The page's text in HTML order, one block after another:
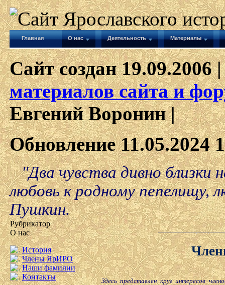
Главная О нас Деятельность Материалы
Сайт создан 19.09.2006
материалов сайта и
Евгений Воронин |
Обновление 11.05.2024
"Два чувства дивно близки
любовь к родному пепелищу,
Пушкин.
Рубрикатор
О нас
История
Члены ЯрИРО
Наши фамилии
Контакты
Здесь представлен круг интересов